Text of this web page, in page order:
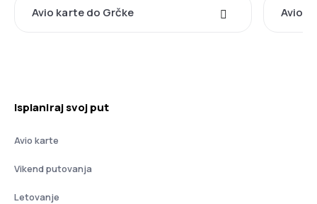
Avio karte do Grčke Avio
Isplaniraj svoj put
Avio karte
Vikend putovanja
Letovanje